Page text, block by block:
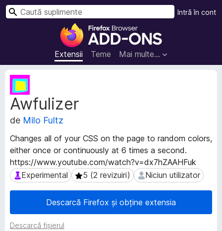
S
u
p
l
e
p
e
n
t
u
Extensii Teme Mai multe…
Intră în cont
C
Awfulizer
de Milo Fultz
Changes all of your CSS on the page to random colors,
either once or continuously at 6 times a second.
https://www.youtube.com/watch?v=dx7hZAAHFuk
Experimental
Experimental 5 (2 revizuiri)
5 (2 revizuiri) Niciun utilizator
Niciun utilizator
Descarcă Firefox și obține extensia
Descarcă fișierul
M
e
t
a
d
t
e
e
x
t
e
s
i